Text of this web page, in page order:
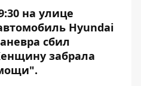
на улице
Hyundai
сбил
забрала